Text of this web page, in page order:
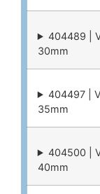
404489 |
30mm
404497 |
35mm
404500 |
40mm